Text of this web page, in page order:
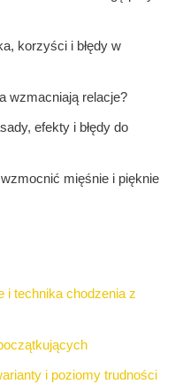
korzyści i błędy w
wzmacniają relacje?
efekty i błędy do
mięśnie i pięknie
i technika chodzenia z
i poziomy trudności